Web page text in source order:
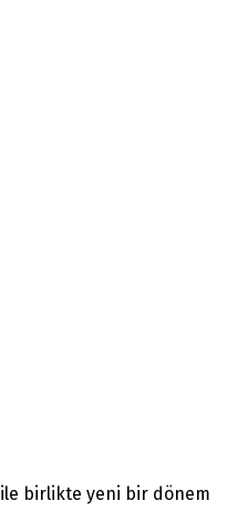
ile birlikte yeni bir dönem